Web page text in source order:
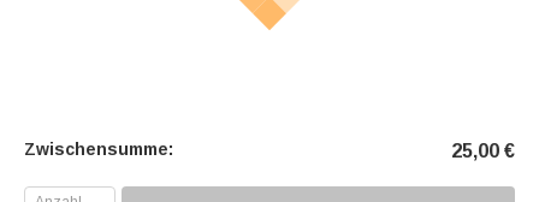
Zwischensumme: 25,00 €